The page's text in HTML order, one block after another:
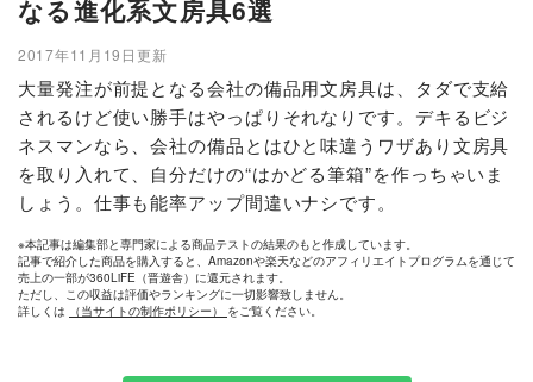
なる進化系文房具6選
2017年11月19日更新
大量発注が前提となる会社の備品用文房具は、タダで支給
されるけど使い勝手はやっぱりそれなりです。デキるビジ
ネスマンなら、会社の備品とはひと味違うワザあり文房具
を取り入れて、自分だけの“はかどる筆箱”を作っちゃいま
しょう。仕事も能率アップ間違いナシです。
※本記事は編集部と専門家による商品テストの結果のもと作成しています。
記事で紹介した商品を購入すると、Amazonや楽天などのアフィリエイトプログラムを通じて
売上の一部が360LiFE（晋遊舎）に還元されます。
ただし、この収益は評価やランキングに一切影響致しません。
詳しくは
（当サイトの制作ポリシー） をご覧ください。